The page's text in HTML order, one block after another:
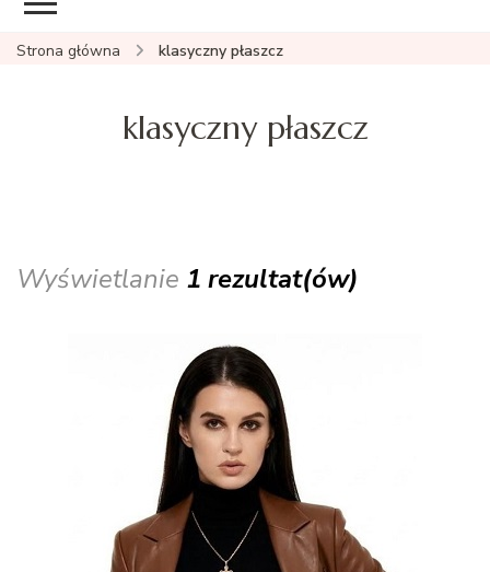
Strona główna klasyczny płaszcz
klasyczny płaszcz
Wyświetlanie 1 rezultat(ów)